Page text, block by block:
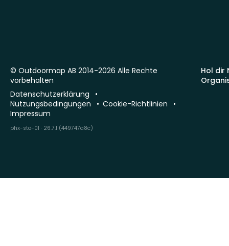
Hol dir
© Outdoormap AB 2014-2026 Alle Rechte
vorbehalten
Datenschutzerklärung
Nutzungsbedingungen
Cookie-Richtlinien
Impressum
phx-sto-01 · 26.7.1 (449747a8c)